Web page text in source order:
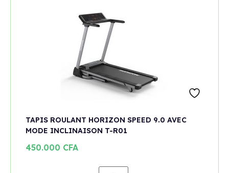
TAPIS ROULANT HORIZON SPEED 9.0 AVEC
MODE INCLINAISON T-R01
450.000 CFA